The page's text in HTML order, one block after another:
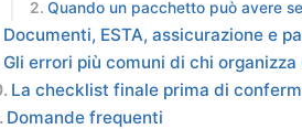
Quando un pacchetto può avere
Documenti, ESTA, assicurazione e
Gli errori più comuni di chi organizza
La checklist finale prima di
Domande frequenti